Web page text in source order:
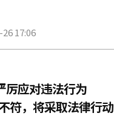
17:06
厉应对违法行为
符，将采取法律行动